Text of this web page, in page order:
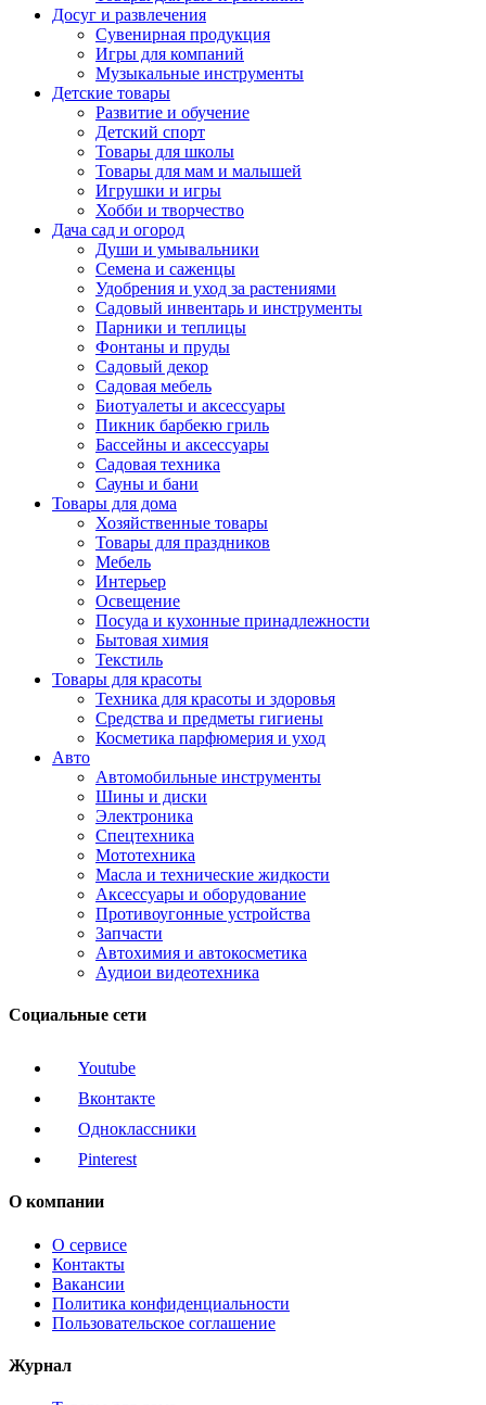
Досуг и развлечения
Сувенирная продукция
Игры для компаний
Музыкальные инструменты
Детские товары
Развитие и обучение
Детский спорт
Товары для школы
Товары для мам и малышей
Игрушки и игры
Хобби и творчество
Дача сад и огород
Души и умывальники
Семена и саженцы
Удобрения и уход за растениями
Садовый инвентарь и инструменты
Парники и теплицы
Фонтаны и пруды
Садовый декор
Садовая мебель
Биотуалеты и аксессуары
Пикник барбекю гриль
Бассейны и аксессуары
Садовая техника
Сауны и бани
Товары для дома
Хозяйственные товары
Товары для праздников
Мебель
Интерьер
Освещение
Посуда и кухонные принадлежности
Бытовая химия
Текстиль
Товары для красоты
Техника для красоты и здоровья
Средства и предметы гигиены
Косметика парфюмерия и уход
Авто
Автомобильные инструменты
Шины и диски
Электроника
Спецтехника
Мототехника
Масла и технические жидкости
Аксессуары и оборудование
Противоугонные устройства
Запчасти
Автохимия и автокосметика
Аудиои видеотехника
Социальные сети
Youtube
Вконтакте
Одноклассники
Pinterest
О компании
О сервисе
Контакты
Вакансии
Политика конфиденциальности
Пользовательское соглашение
Журнал